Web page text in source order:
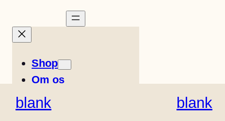
Shop
blank blank
Om os
Historier
Opskrifter